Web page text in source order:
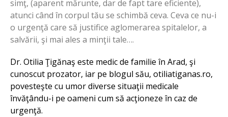
simţ, (aparent mărunte, dar de fapt tare eficiente),
atunci când în corpul tău se schimbă ceva. Ceva ce nu-i
o urgenţă care să justifice aglomerarea spitalelor, a
salvării, şi mai ales a minţii tale….
Dr. Otilia Ţigănaş este medic de familie în Arad, şi
cunoscut prozator, iar pe blogul său, otiliatiganas.ro,
povesteşte cu umor diverse situaţii medicale
învăţându-i pe oameni cum să acţioneze în caz de
urgenţă.